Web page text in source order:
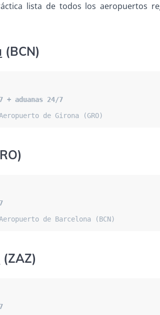
lista de todos los aeropuertos
(BCN)
+ aduanas 24/7
de Girona (GRO)
de Barcelona (BCN)
(ZAZ)